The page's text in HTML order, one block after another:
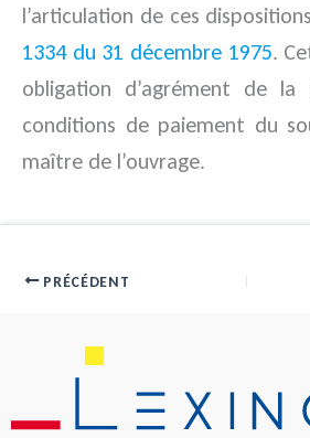
l’articulation de ces
1334 du 31 décembre 1975.
obligation d’agrément de
conditions de paiement du
maître de l’ouvrage.
PRÉCÉDENT